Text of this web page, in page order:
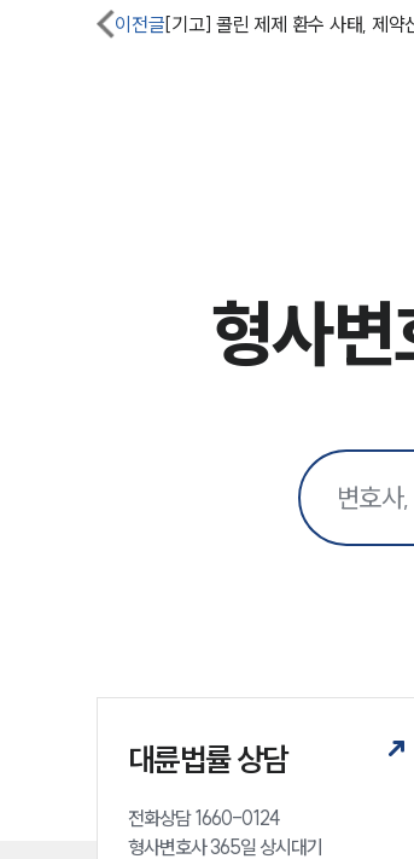
이전글
형사변
대륜법률 상담
전화상담 1660-0124
형사변호사 365일 상시대기